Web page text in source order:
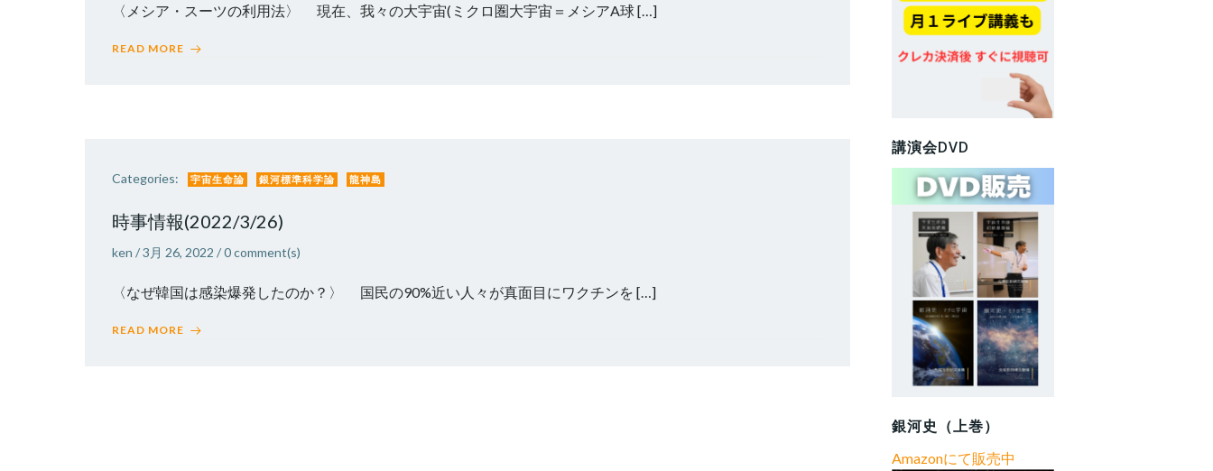
〈メシア・スーツの利用法〉 現在、我々の大宇宙(ミクロ圏大宇宙＝メシアA球 […]
READ MORE
Categories: 宇宙生命論 銀河標準科学論 龍神島
時事情報(2022/3/26)
ken /3月 26, 2022 /0comment(s)
〈なぜ韓国は感染爆発したのか？〉 国民の90%近い人々が真面目にワクチンを […]
READ MORE
講演会DVD
銀河史（上巻）
Amazonにて販売中